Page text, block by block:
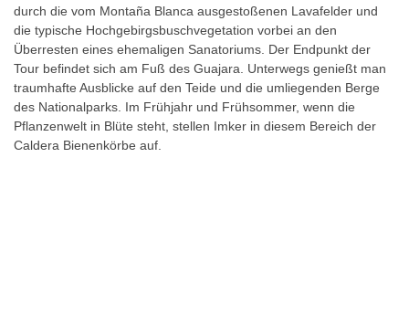
durch die vom Montaña Blanca ausgestoßenen Lavafelder und
die typische Hochgebirgsbuschvegetation vorbei an den
Überresten eines ehemaligen Sanatoriums. Der Endpunkt der
Tour befindet sich am Fuß des Guajara. Unterwegs genießt man
traumhafte Ausblicke auf den Teide und die umliegenden Berge
des Nationalparks. Im Frühjahr und Frühsommer, wenn die
Pflanzenwelt in Blüte steht, stellen Imker in diesem Bereich der
Caldera Bienenkörbe auf.